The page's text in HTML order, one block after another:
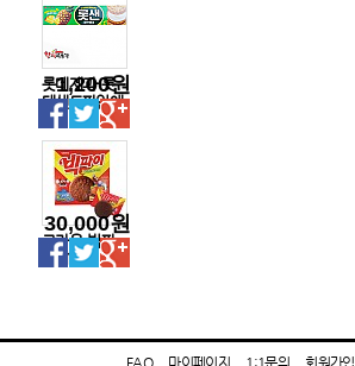
롯데제과-롯
데샌드파인애
플(1갑)
1,200원
크라운-빅파
이216g
30,000원